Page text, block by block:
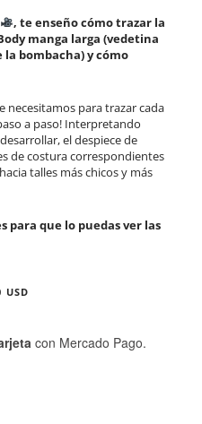
, te enseño cómo trazar la
manga larga (vedetina
bombacha) y cómo
necesitamos para trazar cada
a paso! Interpretando
el despiece de
de costura correspondientes
talles más chicos y más
para que lo puedas ver las
USD
con Mercado Pago.